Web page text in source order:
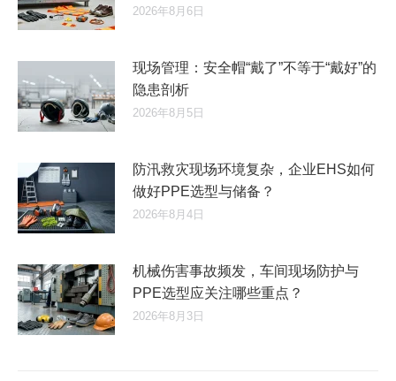
2026年8月6日
现场管理：安全帽“戴了”不等于“戴好”的
隐患剖析
2026年8月5日
防汛救灾现场环境复杂，企业EHS如何
做好PPE选型与储备？
2026年8月4日
机械伤害事故频发，车间现场防护与
PPE选型应关注哪些重点？
2026年8月3日